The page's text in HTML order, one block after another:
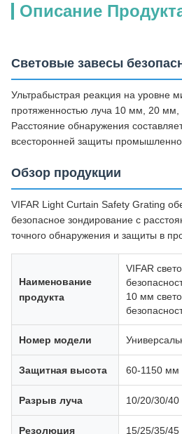
Описание
Световые завесы
Ультрабыстрая реакция на уровне
протяженностью луча 10 мм, 20
Расстояние обнаружения
всесторонней защиты
Обзор продукции
VIFAR Light Curtain Safety Grating
безопасное зондирование с
точного обнаружения и защиты в
Наименование
продукта
VIFAR
10 мм
Номер модели
Защитная высота 60-1150 мм
Разрыв луча 10/20/30/
Резолюция 15/25/35/